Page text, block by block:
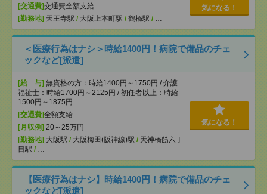
[交通費]交通費全額支給
[勤務地] 天王寺駅 / 大阪上本町駅 / 鶴橋駅 / …
気になる！
＜医療行為はナシ＞時給1400円！病院で備品のチェ
ックなど[派遣]
[給 与] 無資格の方：時給1400円～1750円 / 介護
福祉士：時給1700円～2125円 / 初任者以上：時給
1500円～1875円
[交通費]全額支給
[月収例] 20～25万円
[勤務地] 大阪駅 / 大阪梅田(阪神線)駅 / 天神橋筋六丁
目駅 / …
気になる！
【医療行為はナシ】時給1400円！病院で備品のチェ
ックなど[派遣]